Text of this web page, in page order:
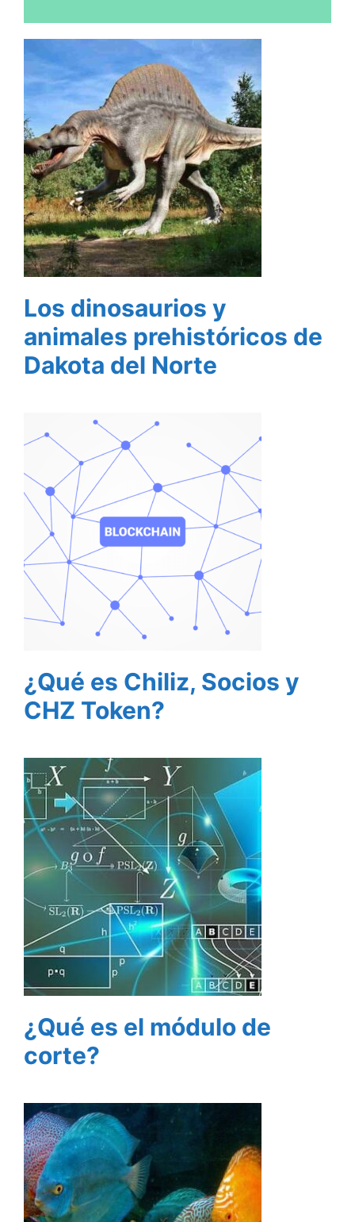
Los dinosaurios y
animales prehistóricos de
Dakota del Norte
¿Qué es Chiliz, Socios y
CHZ Token?
¿Qué es el módulo de
corte?